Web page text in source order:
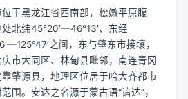
位于黑龙江省西南部，松嫩平原腹
北纬45°20′—46°13′、东经
之间，东与肇东市接壤，
市大同区、林甸县毗邻，南连青冈
肇源县，地理区位居于哈大齐都市
围。安达之名源于蒙古语“谙达”，